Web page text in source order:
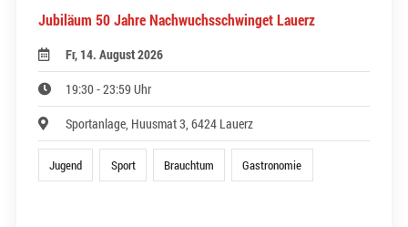
Jubiläum 50 Jahre Nachwuchsschwinget Lauerz
Fr, 14. August 2026
19:30 - 23:59 Uhr
Sportanlage, Huusmat 3, 6424 Lauerz
Jugend Sport Brauchtum Gastronomie